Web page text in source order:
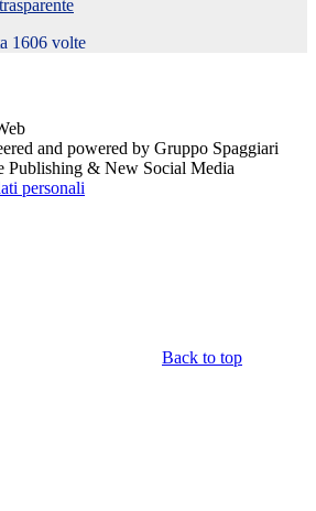
1606 volte
and powered by Gruppo Spaggiari
Publishing & New Social Media
personali
Back to top